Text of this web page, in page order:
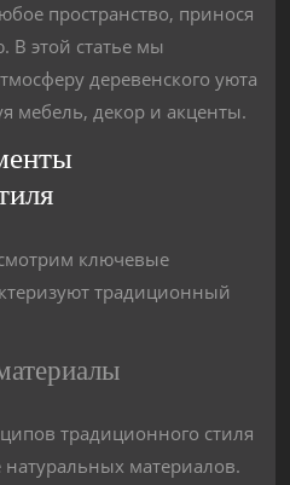
пространство, принося
В этой статье мы
деревенского уюта
мебель, декор и акценты.
ключевые
традиционный
традиционного стиля
натуральных материалов.